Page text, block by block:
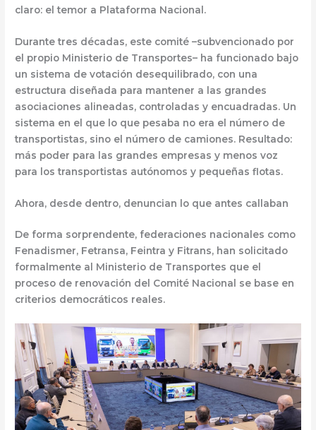
claro: el temor a Plataforma Nacional .
Durante tres décadas, este comité –subvencionado por
el propio Ministerio de Transportes– ha funcionado bajo
un sistema de votación desequilibrado, con una
estructura diseñada para mantener a las grandes
asociaciones alineadas, controladas y encuadradas. Un
sistema en el que lo que pesaba no era el número de
transportistas, sino el número de camiones. Resultado:
más poder para las grandes empresas y menos voz
para los transportistas autónomos y pequeñas flotas.
Ahora, desde dentro, denuncian lo que antes callaban
De forma sorprendente, federaciones nacionales como
Fenadismer, Fetransa, Feintra y Fitrans, han solicitado
formalmente al Ministerio de Transportes que el
proceso de renovación del Comité Nacional se base en
criterios democráticos reales.